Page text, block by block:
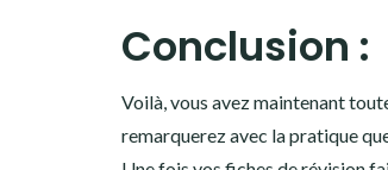
Conclusion :
Voilà, vous avez maintenant
remarquerez avec la pratique